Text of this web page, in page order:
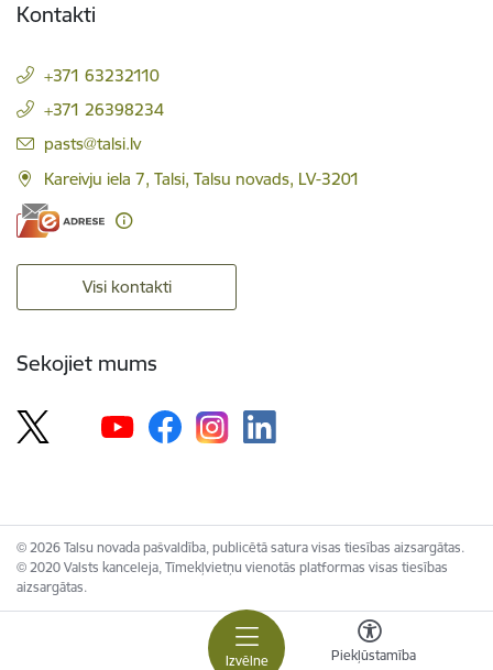
Izvēlne Piekļūstamība
Kontakti
+371 63232110
+371 26398234
E-pasts:
pasts@talsi.lv
Kareivju iela 7, Talsi, Talsu novads, LV-3201
Visi kontakti
Sekojiet mums
© 2026 Talsu novada pašvaldība, publicētā satura visas tiesības aizsargātas.
© 2020 Valsts kanceleja, Tīmekļvietņu vienotās platformas visas tiesības
aizsargātas.